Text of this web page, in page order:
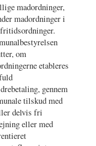
madordninger,
madordninger i
om
etableres
gennem
tilskud med
delvis fri
eller med